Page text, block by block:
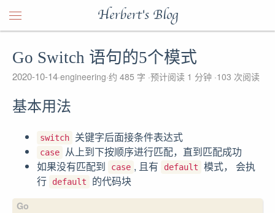
Herbert's Blog
Go Switch 语句的5个模式
2020-10-14 engineering 约 485 字 预计阅读 1 分钟 103 次阅读
基本用法
switch 关键字后面接条件表达式
case
从上到下按顺序进行匹配，直到匹配成功
如果没有匹配到
case , 且有 default
模式， 会执
行
default 的代码块